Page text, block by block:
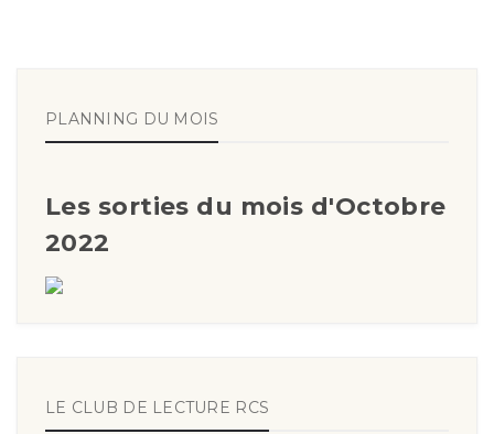
PLANNING DU MOIS
Les sorties du mois d'Octobre
2022
LE CLUB DE LECTURE RCS